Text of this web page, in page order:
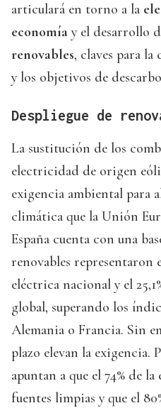
articulará en torno a la
economía y el desarrollo
renovables, claves para
y los objetivos de
Despliegue de
La sustitución de los
electricidad de origen
exigencia ambiental para
climática que la Unión
España cuenta con una
renovables representaron
eléctrica nacional y el
global, superando los
Alemania o Francia. Sin
plazo elevan la exigencia.
apuntan a que el 74% de
fuentes limpias y que el